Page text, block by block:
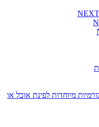
מיוחדות לפינת אוכל או